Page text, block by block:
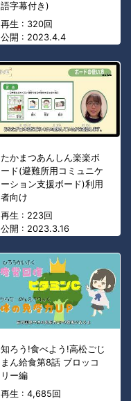
語字幕付き)
再生 : 320回
公開 : 2023.4.4
たかまつあんしん楽楽ボ
ード(避難所用コミュニケ
ーション支援ボード)利用
者向け
再生 : 223回
公開 : 2023.3.16
知ろう!食べよう!高松ごじ
まん給食第8話 ブロッコ
リー編
再生 : 4,685回